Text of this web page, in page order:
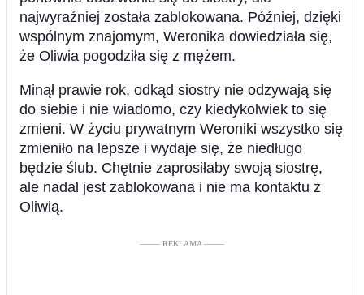
najwyraźniej została zablokowana. Później, dzięki
wspólnym znajomym, Weronika dowiedziała się,
że Oliwia pogodziła się z mężem.
Minął prawie rok, odkąd siostry nie odzywają się
do siebie i nie wiadomo, czy kiedykolwiek to się
zmieni. W życiu prywatnym Weroniki wszystko się
zmieniło na lepsze i wydaje się, że niedługo
będzie ślub. Chętnie zaprosiłaby swoją siostrę,
ale nadal jest zablokowana i nie ma kontaktu z
Oliwią.
––––– REKLAMA –––––